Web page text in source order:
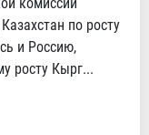
по росту
и Россию,
росту Кырг...